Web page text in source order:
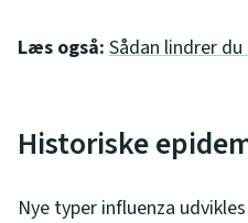
Læs også: Sådan lindrer
Historiske
Nye typer influenza